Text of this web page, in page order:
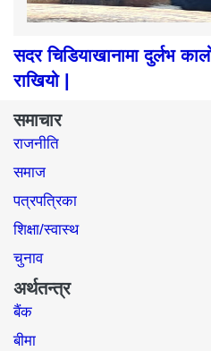
सदर चिडियाखानामा दुर्लभ
राखियो |
समाचार
राजनीति
समाज​
पत्रपत्रिका
शिक्षा/स्वास्थ
चुनाव
अर्थतन्त्र
बैंक
बीमा